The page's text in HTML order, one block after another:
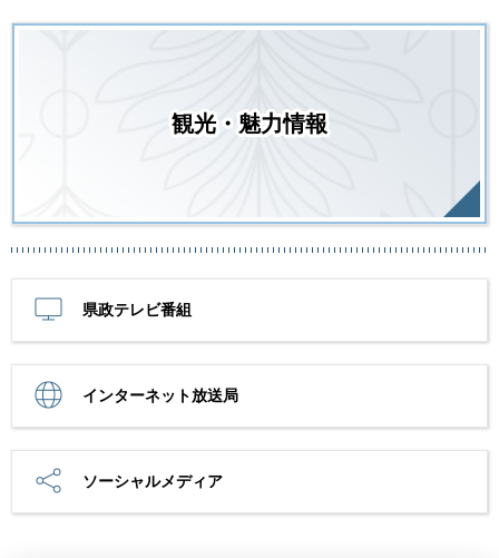
観光・魅力情報
県政テレビ番組
インターネット放送局
ソーシャルメディア